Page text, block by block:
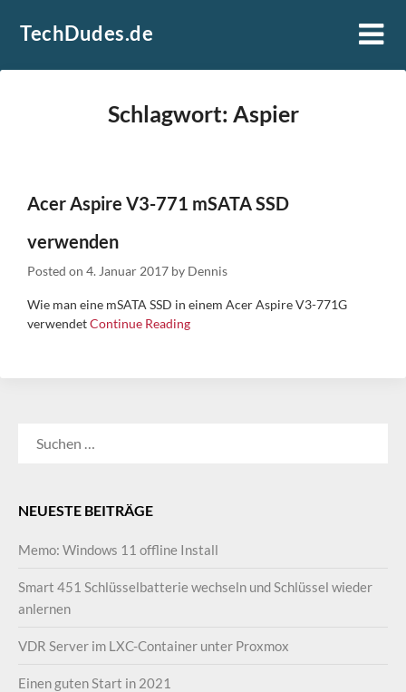
TechDudes.de
Schlagwort: Aspier
Acer Aspire V3-771 mSATA SSD
verwenden
Posted on 4. Januar 2017 by Dennis
Wie man eine mSATA SSD in einem Acer Aspire V3-771G
verwendetContinue Reading
NEUESTE BEITRÄGE
Memo: Windows 11 offline Install
Smart 451 Schlüsselbatterie wechseln und Schlüssel wieder
anlernen
VDR Server im LXC-Container unter Proxmox
Einen guten Start in 2021